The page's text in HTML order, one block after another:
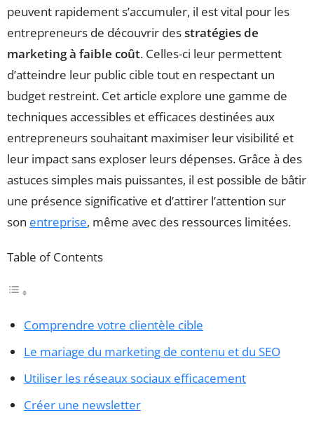
peuvent rapidement s’accumuler, il est vital pour les
entrepreneurs de découvrir desstratégies de
marketing à faible coût. Celles-ci leur permettent
d’atteindre leur public cible tout en respectant un
budget restreint. Cet article explore une gamme de
techniques accessibles et efficaces destinées aux
entrepreneurs souhaitant maximiser leur visibilité et
leur impact sans exploser leurs dépenses. Grâce à des
astuces simples mais puissantes, il est possible de bâtir
une présence significative et d’attirer l’attention sur
son entreprise, même avec des ressources limitées.
Table of Contents
Comprendre votre clientèle cible
Le mariage du marketing de contenu et du SEO
Utiliser les réseaux sociaux efficacement
Créer une newsletter